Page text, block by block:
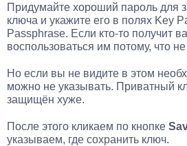
Придумайте хороший пароль для
ключа и укажите его в полях Key
Passphrase. Если кто-то получит
воспользоваться им потому, что
Но если вы не видите в этом
можно не указывать. Приватный
защищён хуже.
После этого кликаем по кнопке
указываем, где сохранить ключ.